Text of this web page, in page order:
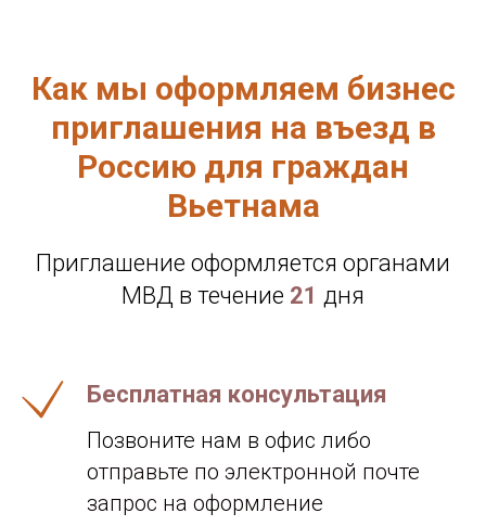
Как мы оформляем бизнес
приглашения на въезд в
Россию для граждан
Вьетнама
Приглашение оформляется органами
МВД в течение 21 дня
Бесплатная консультация
Позвоните нам в офис либо
отправьте по электронной почте
запрос на оформление